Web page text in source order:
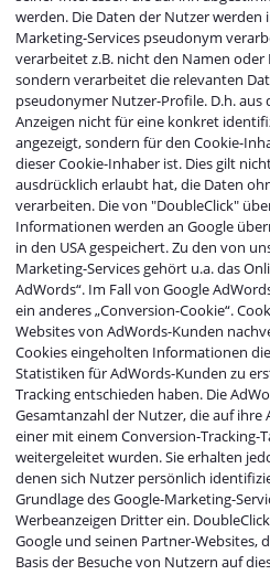
werden. Die Daten der Nutzer werden
Marketing-Services pseudonym
verarbeitet z.B. nicht den Namen oder
sondern verarbeitet die relevanten
pseudonymer Nutzer-Profile. D.h. aus
Anzeigen nicht für eine konkret
angezeigt, sondern für den Cookie-
dieser Cookie-Inhaber ist. Dies gilt
ausdrücklich erlaubt hat, die Daten
verarbeiten. Die von "DoubleClick"
Informationen werden an Google
in den USA gespeichert. Zu den von
Marketing-Services gehört u.a. das
AdWords“. Im Fall von Google
ein anderes „Conversion-Cookie“.
Websites von AdWords-Kunden
Cookies eingeholten Informationen
Statistiken für AdWords-Kunden zu
Tracking entschieden haben. Die
Gesamtanzahl der Nutzer, die auf ihre
einer mit einem Conversion-Tracking-
weitergeleitet wurden. Sie erhalten
denen sich Nutzer persönlich
Grundlage des Google-Marketing-
Werbeanzeigen Dritter ein.
Google und seinen Partner-Websites,
Basis der Besuche von Nutzern auf